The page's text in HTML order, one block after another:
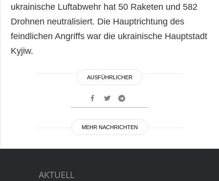
ukrainische Luftabwehr hat 50 Raketen und 582
Drohnen neutralisiert. Die Hauptrichtung des
feindlichen Angriffs war die ukrainische Hauptstadt
Kyjiw.
AUSFÜHRLICHER
MEHR NACHRICHTEN
AKTUELL